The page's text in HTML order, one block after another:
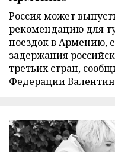
Россия может
рекомендацию для
поездок в Армению,
задержания
третьих стран,
Федерации